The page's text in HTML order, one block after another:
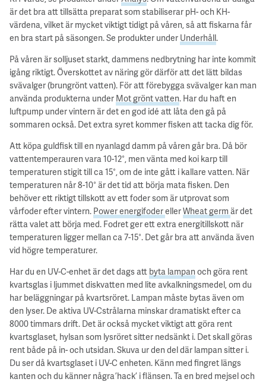
är det bra att tillsätta preparat som stabiliserar pH- och KH-
värdena, vilket är mycket viktigt tidigt på våren, så att fiskarna får
en bra start på säsongen. Se produkter under Underhåll.
På våren är solljuset starkt, dammens nedbrytning har inte kommit
igång riktigt. Överskottet av näring gör därför att det lätt bildas
svävalger (brungrönt vatten). För att förebygga svävalger kan man
använda produkterna under Mot grönt vatten. Har du haft en
luftpump under vintern är det en god idé att låta den gå på
sommaren också. Det extra syret kommer fisken att tacka dig för.
Att köpa guldfisk till en nyanlagd damm på våren går bra. Då bör
vattentemperauren vara 10-12°, men vänta med koi karp till
temperaturen stigit till ca 15°, om de inte gått i kallare vatten. När
temperaturen når 8-10° är det tid att börja mata fisken. Den
behöver ett riktigt tillskott av ett foder som är utprovat som
vårfoder efter vintern. Power energifoderellerWheat germ är det
rätta valet att börja med. Fodret ger ett extra energitillskott när
temperaturen ligger mellan ca 7-15°. Det går bra att använda även
vid högre temperaturer.
Har du en UV-C-enhet är det dags att byta lampan och göra rent
kvartsglas i ljummet diskvatten med lite avkalkningsmedel, om du
har beläggningar på kvartsröret. Lampan måste bytas även om
den lyser. De aktiva UV-Cstrålarna minskar dramatiskt efter ca
8000 timmars drift. Det är också mycket viktigt att göra rent
kvartsglaset, hylsan som lysröret sitter nedsänkt i. Det skall göras
rent både på in- och utsidan. Skuva ur den del där lampan sitter i.
Du ser då kvartsglaset i UV-C enheten. Känn med fingret längs
kanten och du känner några ’hack’ i flänsen. Ta en bred mejsel och